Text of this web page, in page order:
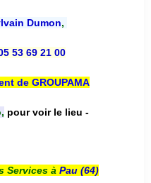
Dumon,
53 69 21 00
de GROUPAMA
pour voir le lieu -
Services à Pau (64)